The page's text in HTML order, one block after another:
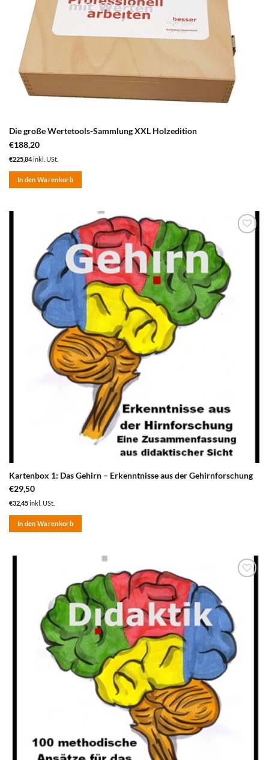
Die große Wertetools-Sammlung XXL Holzedition
€188,20
€225,84inkl. USt.
In den Warenkorb
Merkzettel
hinzufügen
Kartenbox 1: Das Gehirn – Erkenntnisse aus der Gehirnforschung
€29,50
€32,45inkl. USt.
In den Warenkorb
hinzufügen